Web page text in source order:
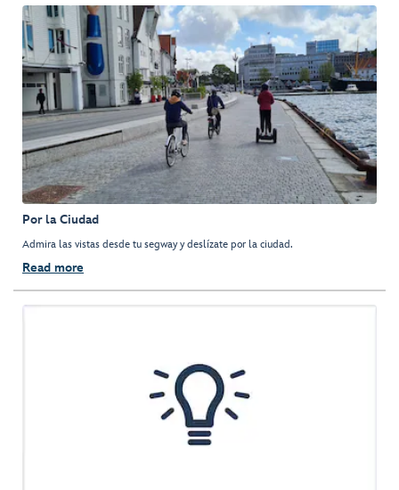
Por la Ciudad
Admira las vistas desde tu segway y deslízate por la ciudad.
Read more